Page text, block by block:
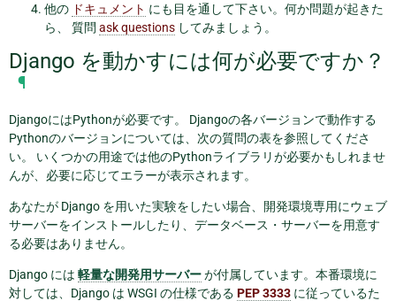
他の ドキュメント にも目を通して下さい。何か問題が起きた
ら、 質問 ask questions してみましょう。
Django を動かすには何が必要ですか？
¶
DjangoにはPythonが必要です。 Djangoの各バージョンで動作する
Pythonのバージョンについては、次の質問の表を参照してくださ
い。 いくつかの用途では他のPythonライブラリが必要かもしれませ
んが、必要に応じてエラーが表示されます。
あなたが Django を用いた実験をしたい場合、開発環境専用にウェブ
サーバーをインストールしたり、データベース・サーバーを用意す
る必要はありません。
Django には 軽量な開発用サーバーが付属しています。本番環境に
対しては、Django は WSGI の仕様である PEP 3333 に従っているた